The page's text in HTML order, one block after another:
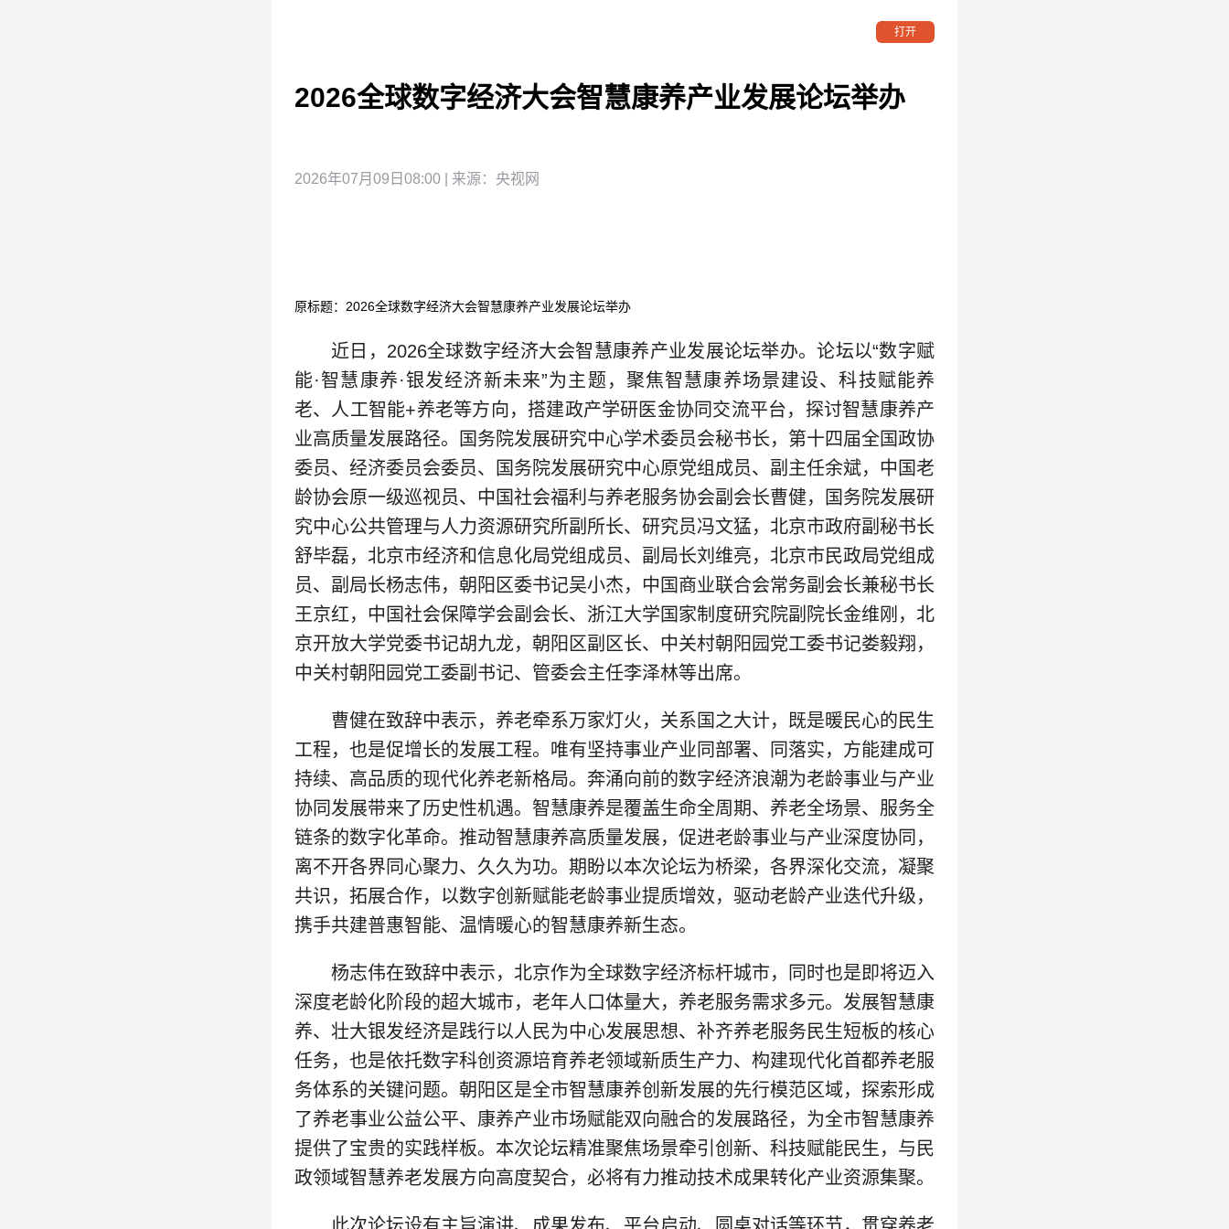
打开
2026全球数字经济大会智慧康养产业发展论坛举办
2026年07月09日08:00 | 来源： 央视网
原标题：2026全球数字经济大会智慧康养产业发展论坛举办
近日，2026全球数字经济大会智慧康养产业发展论坛举办。论坛以“数字赋
能·智慧康养·银发经济新未来”为主题，聚焦智慧康养场景建设、科技赋能养
老、人工智能+养老等方向，搭建政产学研医金协同交流平台，探讨智慧康养产
业高质量发展路径。国务院发展研究中心学术委员会秘书长，第十四届全国政协
委员、经济委员会委员、国务院发展研究中心原党组成员、副主任余斌，中国老
龄协会原一级巡视员、中国社会福利与养老服务协会副会长曹健，国务院发展研
究中心公共管理与人力资源研究所副所长、研究员冯文猛，北京市政府副秘书长
舒毕磊，北京市经济和信息化局党组成员、副局长刘维亮，北京市民政局党组成
员、副局长杨志伟，朝阳区委书记吴小杰，中国商业联合会常务副会长兼秘书长
王京红，中国社会保障学会副会长、浙江大学国家制度研究院副院长金维刚，北
京开放大学党委书记胡九龙，朝阳区副区长、中关村朝阳园党工委书记娄毅翔，
中关村朝阳园党工委副书记、管委会主任李泽林等出席。
曹健在致辞中表示，养老牵系万家灯火，关系国之大计，既是暖民心的民生
工程，也是促增长的发展工程。唯有坚持事业产业同部署、同落实，方能建成可
持续、高品质的现代化养老新格局。奔涌向前的数字经济浪潮为老龄事业与产业
协同发展带来了历史性机遇。智慧康养是覆盖生命全周期、养老全场景、服务全
链条的数字化革命。推动智慧康养高质量发展，促进老龄事业与产业深度协同，
离不开各界同心聚力、久久为功。期盼以本次论坛为桥梁，各界深化交流，凝聚
共识，拓展合作，以数字创新赋能老龄事业提质增效，驱动老龄产业迭代升级，
携手共建普惠智能、温情暖心的智慧康养新生态。
杨志伟在致辞中表示，北京作为全球数字经济标杆城市，同时也是即将迈入
深度老龄化阶段的超大城市，老年人口体量大，养老服务需求多元。发展智慧康
养、壮大银发经济是践行以人民为中心发展思想、补齐养老服务民生短板的核心
任务，也是依托数字科创资源培育养老领域新质生产力、构建现代化首都养老服
务体系的关键问题。朝阳区是全市智慧康养创新发展的先行模范区域，探索形成
了养老事业公益公平、康养产业市场赋能双向融合的发展路径，为全市智慧康养
提供了宝贵的实践样板。本次论坛精准聚焦场景牵引创新、科技赋能民生，与民
政领域智慧养老发展方向高度契合，必将有力推动技术成果转化产业资源集聚。